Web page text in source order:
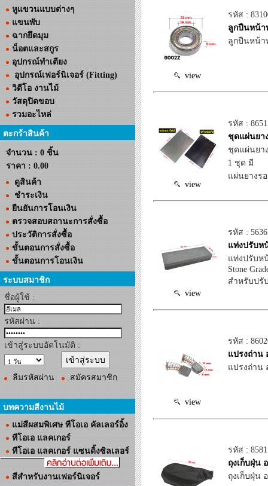
หูแขวนแบบต่างๆ
แขนพับ
ฉากยึดมุม
น็อตและสกูร
อุปกรณ์ทำเตียง
อุปกรณ์เฟอร์นิเจอร์ (Fitting)
วิดีโอ งานไม้
วัสดุปิดขอบ
รวมอะไหล่
ตะกร้าสินค้า
จำนวน : 0 ชิ้น
ราคา : 0.00
ดูสินค้า
ชำระเงิน
ยืนยันการโอนเงิน
ตรวจสอบสถานะการสั่งซื้อ
ประวัติการสั่งซื้อ
ขั้นตอนการสั่งซื้อ
ขั้นตอนการโอนเงิน
ระบบสมาชิก
ชื่อผู้ใช้ :
รหัสผ่าน :
เข้าสู่ระบบอัตโนมัติ :
ลืมรหัสผ่าน สมัครสมาชิก
บทความสีงานไม้
แม่สีผสมพิเศษ ทีโอเอ คัลเลอร์อิ้ง
ทีโอเอ แลคเกอร์
ทีโอเอ แลคเกอร์ แซนดิ้งซิลเลอร์
สีสำหรับงานเฟอร์นิเจอร์
view
รหัส :
ลูกปืนหน้า
ลูกปืนหน้า
view
รหัส :
ชุดแผ่นยา
ชุดแผ่นยา
1 ชุด มี
แผ่นยางร
view
รหัส :
แท่งปรับห
แท่งปรับห
Stone
สำหรับปรั
view
รหัส :
แปรงถ่าน
แปรงถ่าน
รหัส :
ถุงเก็บฝุ่น
ถุงเก็บฝุ่น